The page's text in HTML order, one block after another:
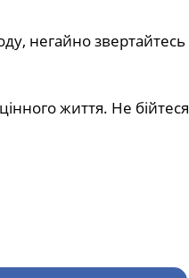
негайно звертайтесь
життя. Не бійтеся